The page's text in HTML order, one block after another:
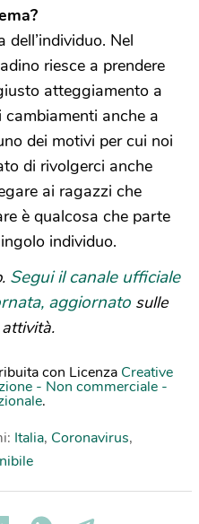
Nel
riesce a prendere
atteggiamento a
anche a
dei motivi per cui noi
di rivolgerci anche
ai ragazzi che
è qualcosa che parte
individuo.
Segui il canale ufficiale
aggiornato sulle
con Licenza Creative
- Non commerciale -
.
Italia, Coronavirus,